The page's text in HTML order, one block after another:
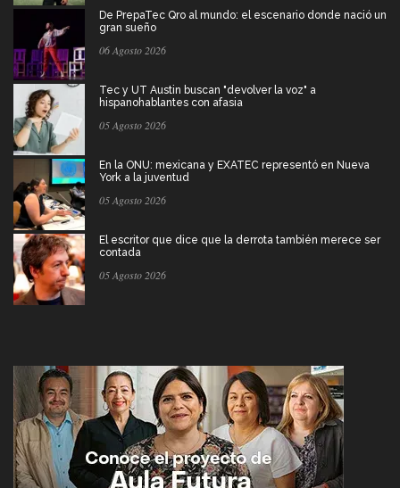
De PrepaTec Qro al mundo: el escenario donde nació un
gran sueño
06 Agosto 2026
Tec y UT Austin buscan "devolver la voz" a
hispanohablantes con afasia
05 Agosto 2026
En la ONU: mexicana y EXATEC representó en Nueva
York a la juventud
05 Agosto 2026
El escritor que dice que la derrota también merece ser
contada
05 Agosto 2026